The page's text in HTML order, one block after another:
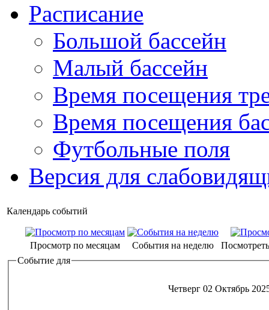
Расписание
Большой бассейн
Малый бассейн
Время посещения
Время посещения
Футбольные поля
Версия для
Календарь событий
Просмотр по месяцам События на неделю
Событие для
Четверг 02 Октябрь